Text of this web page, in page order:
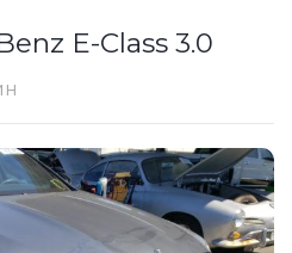
E-Class 3.0